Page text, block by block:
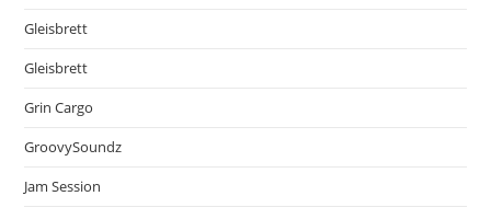
Gleisbrett
Gleisbrett
Grin Cargo
GroovySoundz
Jam Session